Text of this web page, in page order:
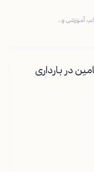
آموزشی و…